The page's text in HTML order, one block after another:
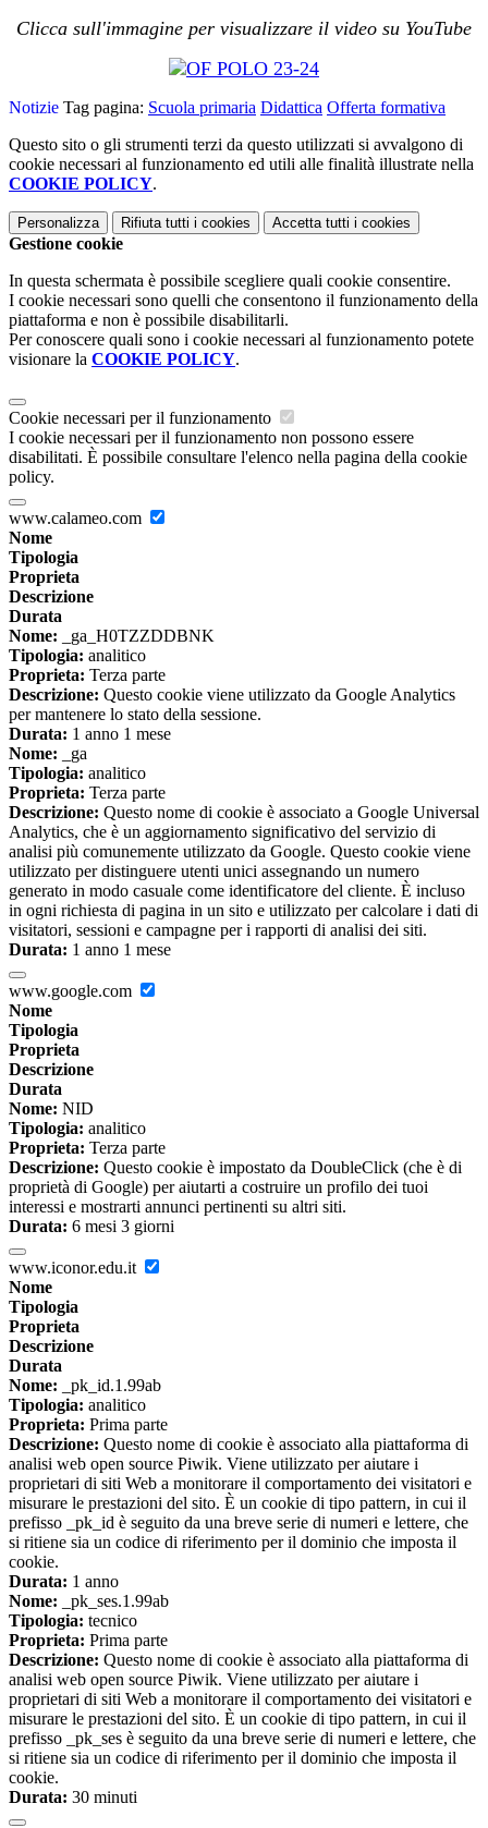
Clicca sull'immagine per visualizzare il video su YouTube
Notizie Tag pagina: Scuola primaria Didattica Offerta formativa
Questo sito o gli strumenti terzi da questo utilizzati si avvalgono di
cookie necessari al funzionamento ed utili alle finalità illustrate nella
COOKIE POLICY.
Personalizza Rifiuta tutti i cookies Accetta tutti i cookies
Gestione cookie
In questa schermata è possibile scegliere quali cookie consentire.
I cookie necessari sono quelli che consentono il funzionamento della
piattaforma e non è possibile disabilitarli.
Per conoscere quali sono i cookie necessari al funzionamento potete
visionare la COOKIE POLICY.
Cookie necessari per il funzionamento
I cookie necessari per il funzionamento non possono essere
disabilitati. È possibile consultare l'elenco nella pagina della cookie
policy.
www.calameo.com
Nome
Tipologia
Proprieta
Descrizione
Durata
Nome: _ga_H0TZZDDBNK
Tipologia: analitico
Proprieta: Terza parte
Descrizione: Questo cookie viene utilizzato da Google Analytics
per mantenere lo stato della sessione.
Durata: 1 anno 1 mese
Nome: _ga
Tipologia: analitico
Proprieta: Terza parte
Descrizione: Questo nome di cookie è associato a Google Universal
Analytics, che è un aggiornamento significativo del servizio di
analisi più comunemente utilizzato da Google. Questo cookie viene
utilizzato per distinguere utenti unici assegnando un numero
generato in modo casuale come identificatore del cliente. È incluso
in ogni richiesta di pagina in un sito e utilizzato per calcolare i dati di
visitatori, sessioni e campagne per i rapporti di analisi dei siti.
Durata: 1 anno 1 mese
www.google.com
Nome
Tipologia
Proprieta
Descrizione
Durata
Nome: NID
Tipologia: analitico
Proprieta: Terza parte
Descrizione: Questo cookie è impostato da DoubleClick (che è di
proprietà di Google) per aiutarti a costruire un profilo dei tuoi
interessi e mostrarti annunci pertinenti su altri siti.
Durata: 6 mesi 3 giorni
www.iconor.edu.it
Nome
Tipologia
Proprieta
Descrizione
Durata
Nome: _pk_id.1.99ab
Tipologia: analitico
Proprieta: Prima parte
Descrizione: Questo nome di cookie è associato alla piattaforma di
analisi web open source Piwik. Viene utilizzato per aiutare i
proprietari di siti Web a monitorare il comportamento dei visitatori e
misurare le prestazioni del sito. È un cookie di tipo pattern, in cui il
prefisso _pk_id è seguito da una breve serie di numeri e lettere, che
si ritiene sia un codice di riferimento per il dominio che imposta il
cookie.
Durata: 1 anno
Nome: _pk_ses.1.99ab
Tipologia: tecnico
Proprieta: Prima parte
Descrizione: Questo nome di cookie è associato alla piattaforma di
analisi web open source Piwik. Viene utilizzato per aiutare i
proprietari di siti Web a monitorare il comportamento dei visitatori e
misurare le prestazioni del sito. È un cookie di tipo pattern, in cui il
prefisso _pk_ses è seguito da una breve serie di numeri e lettere, che
si ritiene sia un codice di riferimento per il dominio che imposta il
cookie.
Durata: 30 minuti